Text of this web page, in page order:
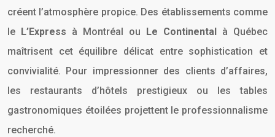
créent l’atmosphère propice. Des établissements comme
le
L’Express à Montréal ou Le Continental
à Québec
maîtrisent cet équilibre délicat entre sophistication et
convivialité. Pour impressionner des clients d’affaires,
les restaurants d’hôtels prestigieux ou les tables
gastronomiques étoilées projettent le professionnalisme
recherché.